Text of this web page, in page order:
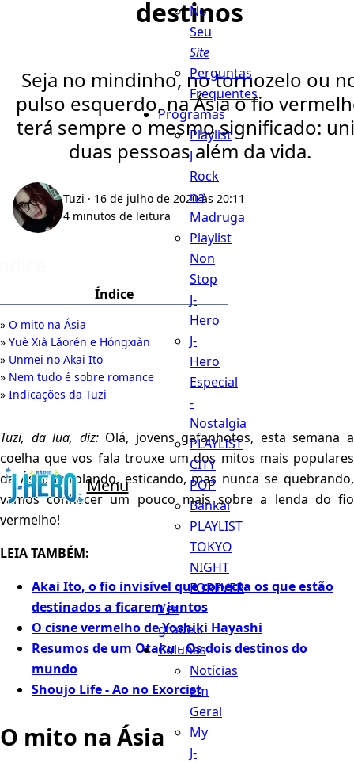
Menu
No
Seu
Site
Perguntas
Frequentes
Programas
Playlist
J
Rock
na
Madruga
Playlist
Non
Stop
J-
Hero
J-
Hero
Especial
-
Nostalgia
PLAYLIST
CITY
POP
Bankai
PLAYLIST
TOKYO
NIGHT
FOREVER
Ver
grade...
Colunas
Notícias
em
Geral
My
J-
destinos
Seja no mindinho, no tornozelo ou
pulso esquerdo, na Ásia o fio
terá sempre o mesmo significado:
duas pessoas além da vida.
Tuzi · 16 de julho de 2020 às 20:11
4 minutos de leitura
Índice
O mito na Ásia
Yuè Xià Lǎorén e Hóngxiàn
Unmei no Akai Ito
Nem tudo é sobre romance
Indicações da Tuzi
Tuzi, da lua, diz:Olá, jovens gafanhotos, esta semana a
coelha que vos fala trouxe um dos mitos mais populares
da Ásia! Enrolando, esticando, mas nunca se quebrando,
vamos conhecer um pouco mais sobre a lenda do fio
vermelho!
LEIA TAMBÉM:
Akai Ito, o fio invisível que conecta os que estão
destinados a ficarem juntos
O cisne vermelho de Yoshiki Hayashi
Resumos de um Otaku - Os dois destinos do
mundo
Shoujo Life - Ao no Exorcist
O mito na Ásia